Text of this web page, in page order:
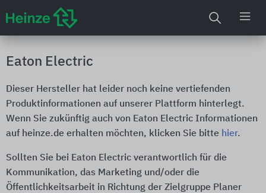
Eaton Electric
Dieser Hersteller hat leider noch keine vertiefenden
Produktinformationen auf unserer Plattform hinterlegt.
Wenn Sie zukünftig auch von Eaton Electric Informationen
auf heinze.de erhalten möchten, klicken Sie bitte hier.
Sollten Sie bei Eaton Electric verantwortlich für die
Kommunikation, das Marketing und/oder die
Öffentlichkeitsarbeit in Richtung der Zielgruppe Planer